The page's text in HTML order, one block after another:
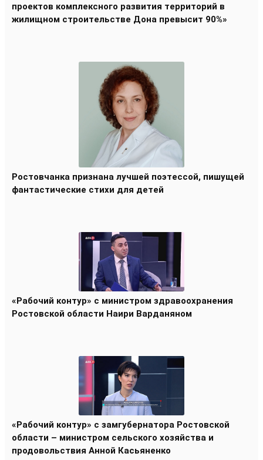
проектов комплексного развития территорий в
жилищном строительстве Дона превысит 90%»
Ростовчанка признана лучшей поэтессой, пишущей
фантастические стихи для детей
«Рабочий контур» с министром здравоохранения
Ростовской области Наири Варданяном
«Рабочий контур» с замгубернатора Ростовской
области – министром сельского хозяйства и
продовольствия Анной Касьяненко